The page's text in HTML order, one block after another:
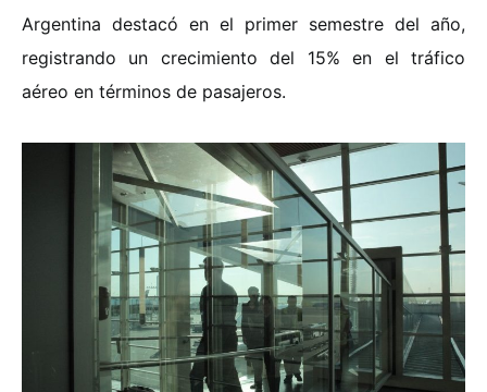
Argentina destacó en el primer semestre del año,
registrando un crecimiento del 15% en el tráfico
aéreo en términos de pasajeros.